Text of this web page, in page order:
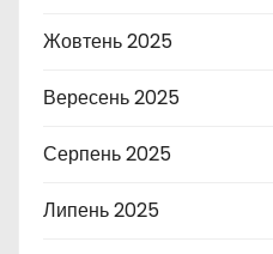
Жовтень 2025
Вересень 2025
Серпень 2025
Липень 2025